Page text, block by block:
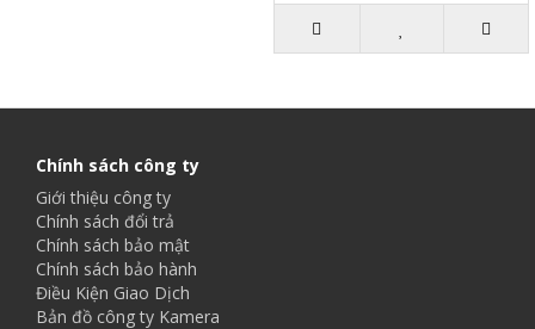
Chính sách công ty
Giới thiệu công ty
Chính sách đổi trả
Chính sách bảo mật
Chính sách bảo hành
Điều Kiện Giao Dịch
Bản đồ công ty Kamera